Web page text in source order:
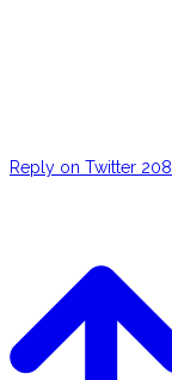
Reply on Twitter